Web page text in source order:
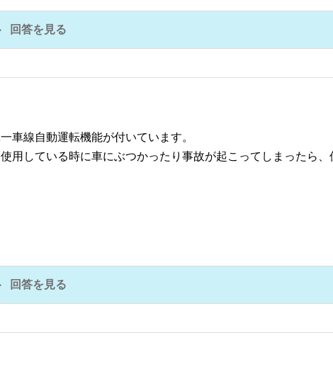
回答を見る
車線自動運転機能が付いています。
用している時に車にぶつかったり事故が起こってしまったら、
回答を見る